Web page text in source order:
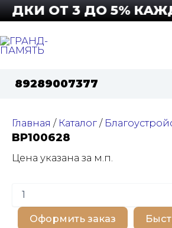
Перейти
к
содержимому
ОТ 3 ДО 5%
89289007377
Главная / Каталог /
BP100628
Цена указана за м.п.
Количество
товара
BP100628
Оформить заказ